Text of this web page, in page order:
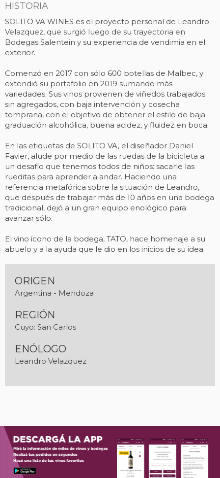
HISTORIA
SOLITO VA WINES es el proyecto personal de Leandro
Velazquez, que surgió luego de su trayectoria en
Bodegas Salentein y su experiencia de vendimia en el
exterior.
Comenzó en 2017 con sólo 600 botellas de Malbec, y
extendió su portafolio en 2019 sumando más
variedades. Sus vinos provienen de viñedos trabajados
sin agregados, con baja intervención y cosecha
temprana, con el objetivo de obtener el estilo de baja
graduación alcohólica, buena acidez, y fluidez en boca.
En las etiquetas de SOLITO VA, el diseñador Daniel
Favier, alude por medio de las ruedas de la bicicleta a
un desafío que tenemos todos de niños: sacarle las
rueditas para aprender a andar. Haciendo una
referencia metafórica sobre la situación de Leandro,
que después de trabajar más de 10 años en una bodega
tradicional, dejó a un gran equipo enológico para
avanzar sólo.
El vino icono de la bodega, TATO, hace homenaje a su
abuelo y a la ayuda que le dio en los inicios de su idea.
ORIGEN
Argentina - Mendoza
REGIÓN
Cuyo: San Carlos
ENÓLOGO
Leandro Velazquez